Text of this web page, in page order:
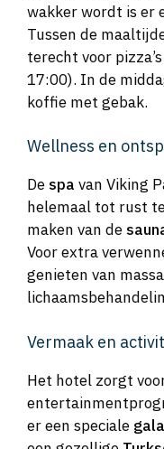
wakker wordt is er
Tussen de
terecht voor
17:00). In de
koffie met gebak.
Wellness en
De spa van Viking
helemaal tot rust
maken van de
Voor extra
genieten van
Vermaak en
Het hotel zorgt
er een speciale